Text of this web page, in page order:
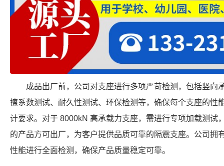
成品出厂前，公司对支座进行多项严苛检测，包括竖向
擦系数测试、耐久性测试、环保检测等，确保每个支座的性
计要求。对于 8000kN 高承载力支座，需进行专项加载测试
的产品方可出厂，为客户提供品质可靠的隔震支座。公司拥
性能进行全面检测，确保产品质量稳定可靠。